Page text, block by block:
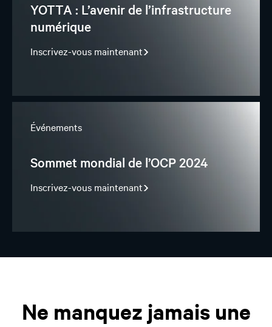
YOTTA : L’avenir de l’infrastructure
numérique
Inscrivez-vous maintenant
Événements
Sommet mondial de l’OCP 2024
Inscrivez-vous maintenant
Ne manquez jamais une